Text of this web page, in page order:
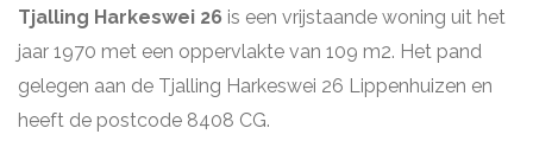
Tjalling Harkeswei 26 is een vrijstaande woning uit het
jaar 1970 met een oppervlakte van 109 m2. Het pand
gelegen aan de Tjalling Harkeswei 26 Lippenhuizen en
heeft de postcode 8408 CG.